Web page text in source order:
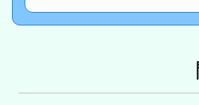
動」
開 智慧啟
國立臺灣
本館辦理